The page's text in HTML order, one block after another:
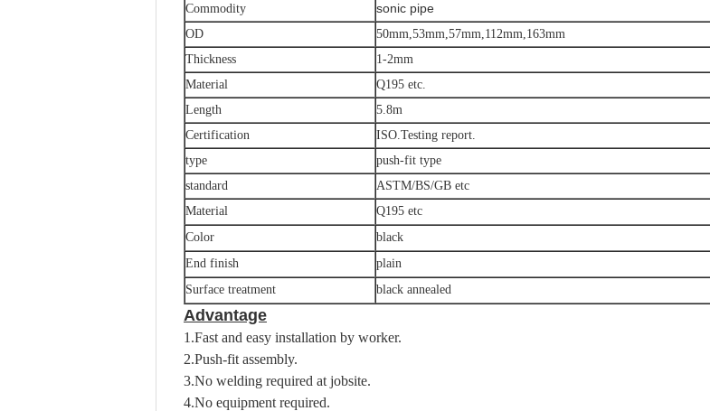
Commodity sonic pipe
OD
50mm,53mm,57mm,112mm,163mm
Thickness
1-2mm
Material
Q195 etc.
Length
5.8m
Certification
ISO.Testing report.
type
push-fit type
standard
ASTM/BS/GB etc
Material
Q195 etc
Color
black
End finish
plain
Surface treatment
black annealed
Advantage
1.Fast and easy installation by worker.
2.Push-fit assembly.
3.No welding required at jobsite.
4.No equipment required.